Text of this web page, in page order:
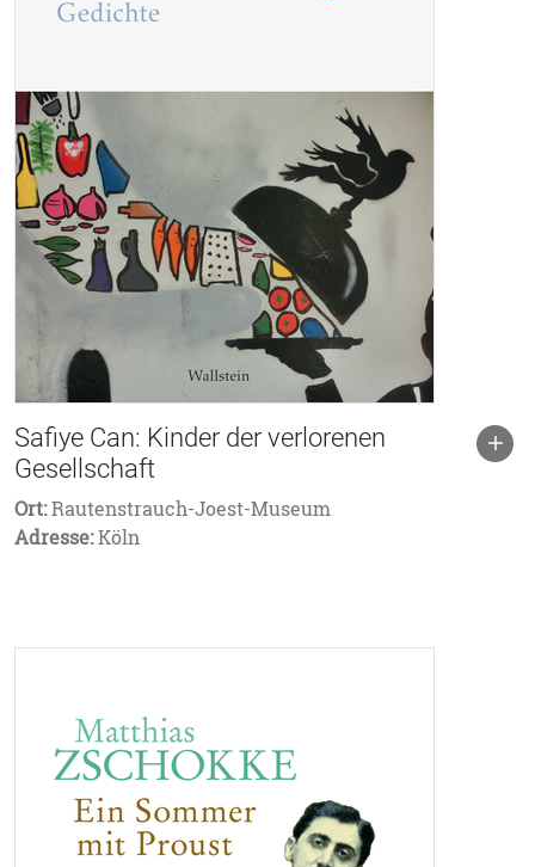
Safiye Can: Kinder der verlorenen
Gesellschaft
Ort:Rautenstrauch-Joest-Museum
Adresse:Köln